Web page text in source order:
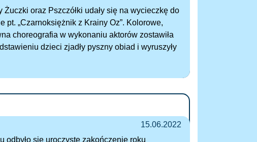
oraz Pszczółki udały się na wycieczkę do
pt. „Czarnoksiężnik z Krainy Oz”. Kolorowe,
choreografia w wykonaniu aktorów zostawiła
dzieci zjadły pyszny obiad i wyruszyły
15.06.2022
odbyło się uroczyste zakończenie roku